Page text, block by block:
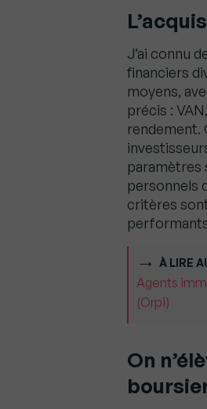
J’ai connu
financiers
moyens,
précis :
rendement.
paramètres
personnels
critères
À LIRE
Agents
(Orpi)
On